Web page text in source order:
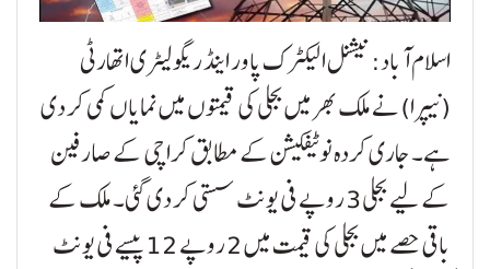
اسلام آباد: نیشنل الیکٹرک پاور اینڈ ریگولیٹری اتھارٹی
(نیپرا) نے ملک بھر میں بجلی کی قیمتوں میں نمایاں کمی کر دی
ہے۔ جاری کردہ نوٹیفکیشن کے مطابق کراچی کے صارفین
کے لیے بجلی 3 روپے فی یونٹ سستی کر دی گئی۔ ملک کے
باقی حصے میں بجلی کی قیمت میں 2 روپے 12 پیسے فی یونٹ